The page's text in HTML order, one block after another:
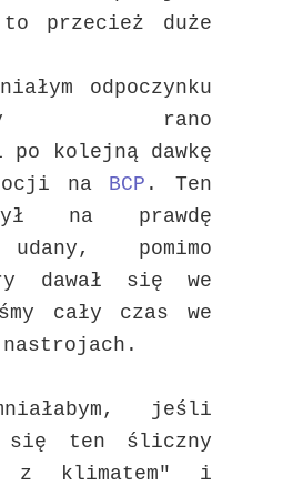
to przecież duże
odpoczynku
rano
po kolejną dawkę
na BCP . Ten
na prawdę
pomimo
dawał się we
cały czas we
nastrojach.
jeśli
się ten śliczny
z klimatem" i